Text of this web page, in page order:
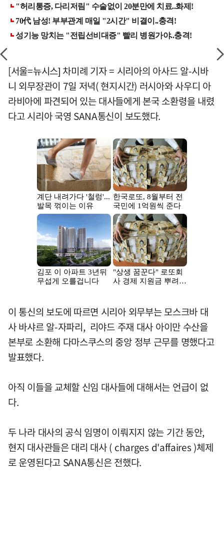
[서울=뉴시스] 차미례 기자 = 시리아의 아사드 알-시바
니 외무장관이 7일 저녁( 현지시간) 러시아와 사우디 아
라비아에 파견되어 있는 대사들에게 본국 소환령을 내렸
다고 시리아 국영 SANA통신이 보도했다.
이 통신의 보도에 따르면 시리아 외무부는 모스크바 대
사 바샤르 알-자파리, 리야드 주재 대사 아이만 수산을
본부로 소환해 다마스쿠스의 중앙 정부 근무를 명했다고
발표했다.
아직 이들을 교체할 신임 대사들에 대해서는 언급이 없
다.
두 나라 대사의 공식 임명이 이뤄지지 않는 기간 동안,
현지 대사관들은 대리 대사 ( charges d'affaires )체제
로 운영된다고 SANA통신은 전했다.